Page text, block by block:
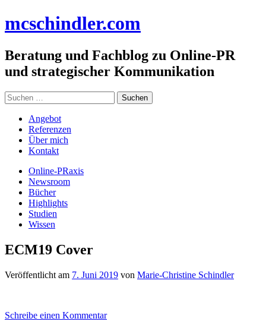
Inhalt
mcschindler.com
Beratung und Fachblog zu Online-PR
und strategischer Kommunikation
Suchen
nach:
Angebot
Referenzen
Über mich
Kontakt
Online-PRaxis
Newsroom
Bücher
Highlights
Studien
Wissen
ECM19 Cover
Veröffentlicht am 7. Juni 2019 von Marie-Christine Schindler
Schreibe einen Kommentar